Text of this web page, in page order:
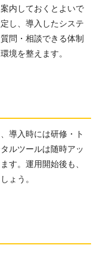
内しておくとよいで
し、導入したシステ
問・相談できる体制
境を整えます。
導入時には研修・ト
ルツールは随時アッ
す。運用開始後も、
ょう。